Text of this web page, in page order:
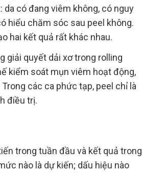
có đang viêm không, có nguy
hiểu chăm sóc sau peel không.
hai kết quả rất khác nhau.
giải quyết dải xơ trong rolling
kiểm soát mụn viêm hoạt động,
các ca phức tạp, peel chỉ là
điều trị.
trong tuần đầu và kết quả trong
nào là dự kiến; dấu hiệu nào